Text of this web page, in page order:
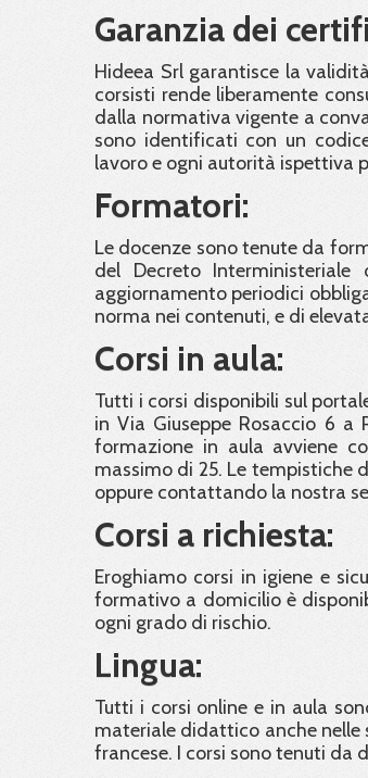
Garanzia dei
Hideea Srl garantisce la
corsisti rende liberamente
dalla normativa vigente a
sono identificati con un
lavoro e ogni autorità ispettiva
Formatori:
Le docenze sono tenute da
del Decreto
aggiornamento periodici
norma nei contenuti, e di
Corsi in aula:
Tutti i corsi disponibili sul
in Via Giuseppe Rosaccio 6
formazione in aula avviene
massimo di 25. Le tempistiche
oppure contattando la nostra
Corsi a richiesta:
Eroghiamo corsi in igiene e
formativo a domicilio è
ogni grado di rischio.
Lingua:
Tutti i corsi online e in aula
materiale didattico anche nelle
francese. I corsi sono tenuti da